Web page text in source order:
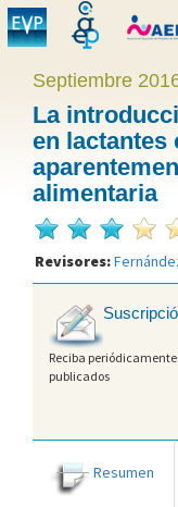
Septiembre
La
en lactantes
alimentaria
Revisores:
Reciba
publicados
Resumen